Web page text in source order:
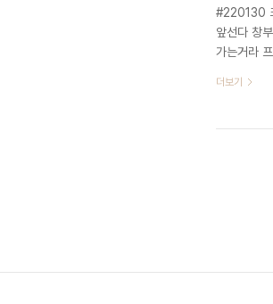
#220130
앞선다 창
가는거라
더보기